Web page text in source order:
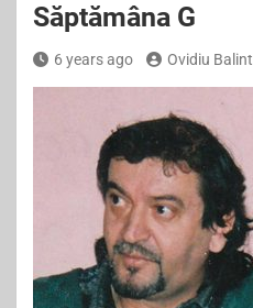
Săptămâna G
6 years ago Ovidiu Balint